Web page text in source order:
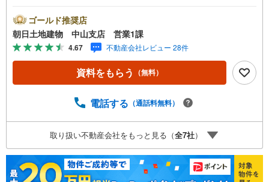
です◆小学校の近い子育て環境* * * * 住まい、安心のおと
りつぎ * * * *おかげさまで42周年を迎えることができまし
た♪ご成約件数7万件達成!!☆当日のご見学も対応可能で
す！☆JR横浜線「中山」駅徒歩1分！☆ご予約は『朝日土
地建物中山店』まで！朝日土地建物グループは地域密着を
合言葉に全13店舗でその地域No.1を目指しております。広
良い物件が無いなぁ・・頭金無くても平気・・？お家の買
談ください！有資格者が丁寧にご説明させていただきま
す！お問い合わせをお待ちしております!!
ゴールド推奨店
朝日土地建物 中山支店 営業1課
4.67 不動産会社レビュー 28件
資料をもらう （無料）
電話する （通話料無料）
取り扱い不動産会社をもっと見る（全7社）